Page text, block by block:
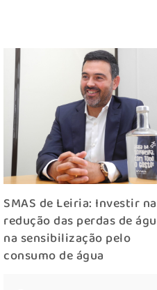
SMAS de Leiria: Investir na
redução das perdas de
na sensibilização pelo
consumo de água